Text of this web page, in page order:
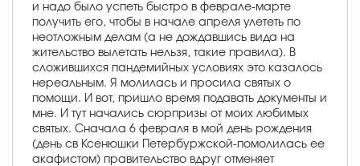
и надо было успеть быстро в феврале-марте
получить его, чтобы в начале апреля улететь по
неотложным делам (а не дождавшись вида на
жительство вылетать нельзя, такие правила). В
сложившихся пандемийных условиях это казалось
нереальным. Я молилась и просила святых о
помощи. И вот, пришло время подавать документы и
мне. И тут начались сюрпризы от моих любимых
святых. Сначала 6 февраля в мой день рождения
(день св Ксенюшки Петербуржской-помолилась ее
акафистом) правительство вдруг отменяет